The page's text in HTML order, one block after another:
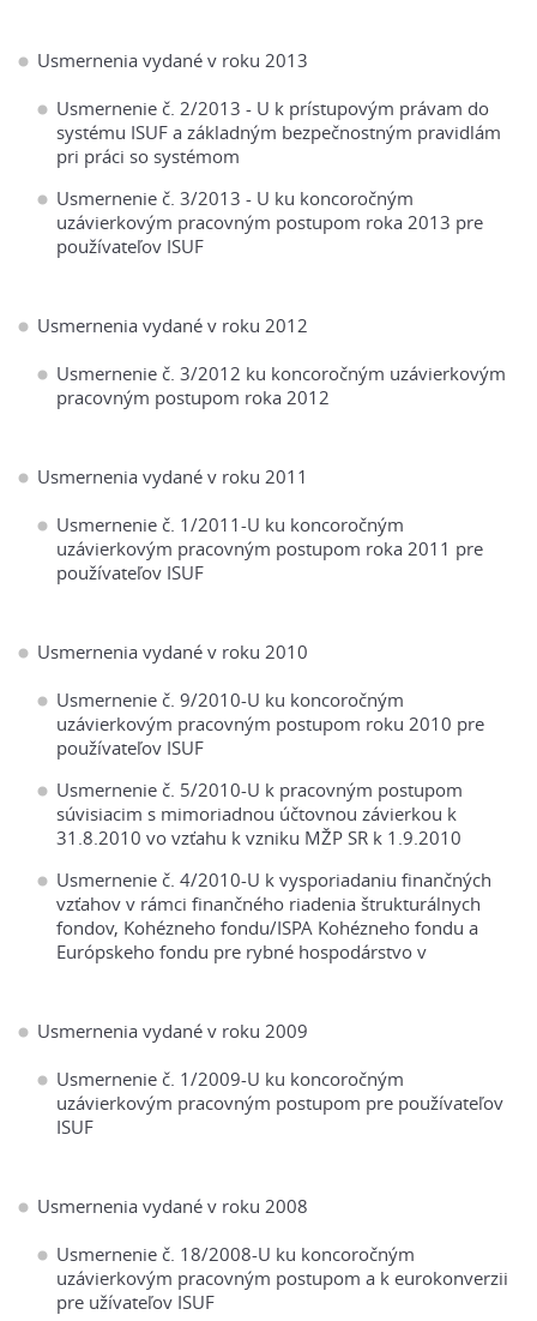
Usmernenia vydané v roku 2013
Usmernenie č. 2/2013 - U k prístupovým právam do
systému ISUF a základným bezpečnostným pravidlám
pri práci so systémom
Usmernenie č. 3/2013 - U ku koncoročným
uzávierkovým pracovným postupom roka 2013 pre
používateľov ISUF
Usmernenia vydané v roku 2012
Usmernenie č. 3/2012 ku koncoročným uzávierkovým
pracovným postupom roka 2012
Usmernenia vydané v roku 2011
Usmernenie č. 1/2011-U ku koncoročným
uzávierkovým pracovným postupom roka 2011 pre
používateľov ISUF
Usmernenia vydané v roku 2010
Usmernenie č. 9/2010-U ku koncoročným
uzávierkovým pracovným postupom roku 2010 pre
používateľov ISUF
Usmernenie č. 5/2010-U k pracovným postupom
súvisiacim s mimoriadnou účtovnou závierkou k
31.8.2010 vo vzťahu k vzniku MŽP SR k 1.9.2010
Usmernenie č. 4/2010-U k vysporiadaniu finančných
vzťahov v rámci finančného riadenia štrukturálnych
fondov, Kohézneho fondu/ISPA Kohézneho fondu a
Európskeho fondu pre rybné hospodárstvo v
Usmernenia vydané v roku 2009
Usmernenie č. 1/2009-U ku koncoročným
uzávierkovým pracovným postupom pre používateľov
ISUF
Usmernenia vydané v roku 2008
Usmernenie č. 18/2008-U ku koncoročným
uzávierkovým pracovným postupom a k eurokonverzii
pre užívateľov ISUF